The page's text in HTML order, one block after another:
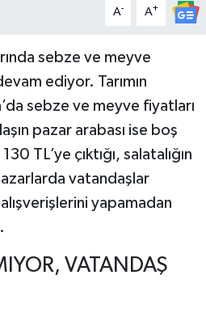
A- A+
sebze ve meyve
ediyor. Tarımın
sebze ve meyve fiyatları
pazar arabası ise boş
TL’ye çıktığı, salatalığın
vatandaşlar
yapamadan
VATANDAŞ